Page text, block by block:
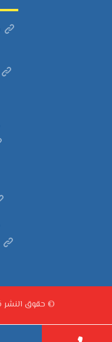
© حقوق النشر 2026. كل الحقوق محفوظة.